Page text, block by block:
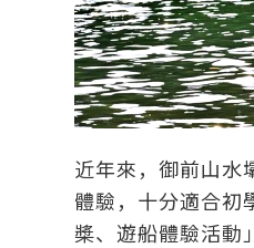
近年來，御前山水
體驗，十分適合初
槳、遊船體驗活動